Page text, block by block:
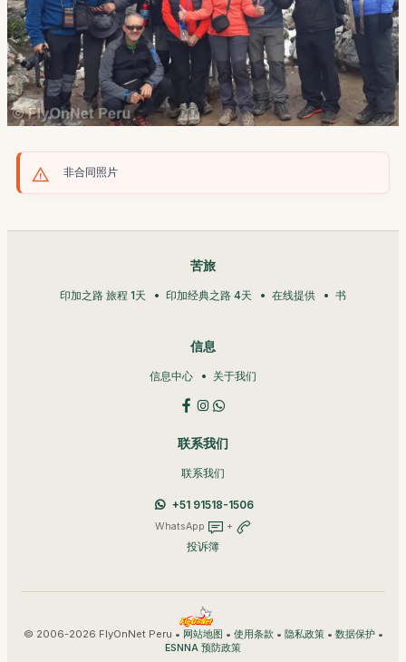
非合同照片
苦旅
印加之路 旅程 1天 印加经典之路 4天 在线提供 书
信息
信息中心 关于我们
联系我们
联系我们
+51 91518-1506
WhatsApp +
投诉簿
© 2006-2026 FlyOnNet Peru • 网站地图 • 使用条款 • 隐私政策• 数据保护•
ESNNA 预防政策